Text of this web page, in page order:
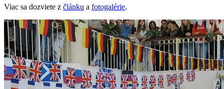
Viac sa dozviete z článku a fotogalérie.